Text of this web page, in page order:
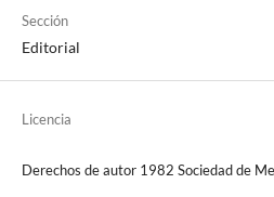
Sección
Editorial
Licencia
Derechos de autor 1982 Sociedad de